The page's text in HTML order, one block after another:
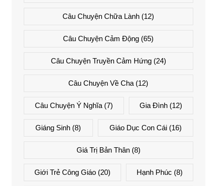
Câu Chuyện Chữa Lành (12)
Câu Chuyện Cảm Động (65)
Câu Chuyện Truyền Cảm Hứng(24)
Câu Chuyện Về Cha (12)
Câu Chuyện Ý Nghĩa(7) Gia Đình (12)
Giáng Sinh (8) Giáo Dục Con Cái(16)
Giá Trị Bản Thân(8)
Giới Trẻ Công Giáo(20) Hạnh Phúc (8)